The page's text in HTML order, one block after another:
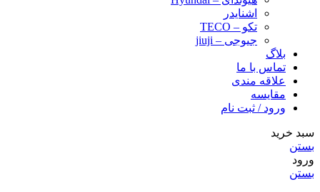
اشنایدر
تکو – TECO
جیوجی – jiuji
بلاگ
تماس با ما
علاقه مندی
مقایسه
ورود / ثبت نام
سبد خرید
بستن
ورود
بستن